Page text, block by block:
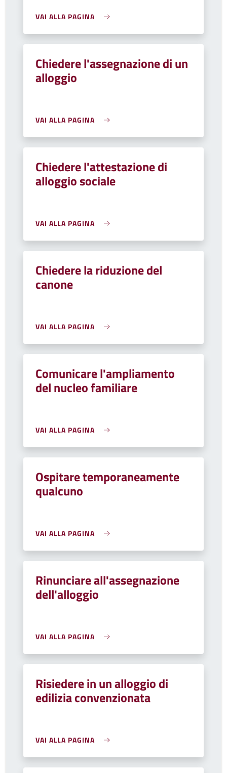
VAI ALLA PAGINA
Chiedere l'assegnazione di un
alloggio
VAI ALLA PAGINA
Chiedere l'attestazione di
alloggio sociale
VAI ALLA PAGINA
Chiedere la riduzione del
canone
VAI ALLA PAGINA
Comunicare l'ampliamento
del nucleo familiare
VAI ALLA PAGINA
Ospitare temporaneamente
qualcuno
VAI ALLA PAGINA
Rinunciare all'assegnazione
dell'alloggio
VAI ALLA PAGINA
Risiedere in un alloggio di
edilizia convenzionata
VAI ALLA PAGINA